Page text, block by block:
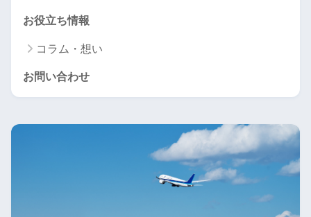
お役立ち情報
コラム・想い
お問い合わせ